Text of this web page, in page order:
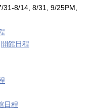
31-8/14, 8/31, 9/25PM,
開館日程
日程